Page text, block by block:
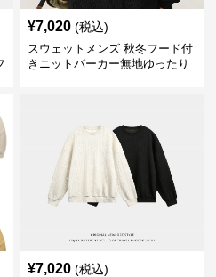
¥7,020 (税込)
スウェットメンズ 秋冬フード付
きニットパーカー無地ゆったり
¥7,020 (税込)